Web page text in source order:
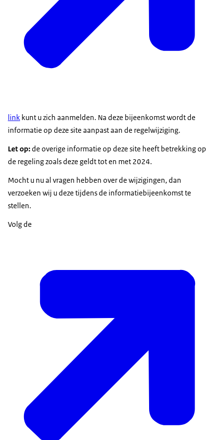
link kunt u zich aanmelden. Na deze bijeenkomst wordt de
informatie op deze site aanpast aan de regelwijziging.
Let op:de overige informatie op deze site heeft betrekking op
de regeling zoals deze geldt tot en met 2024.
Mocht u nu al vragen hebben over de wijzigingen, dan
verzoeken wij u deze tijdens de informatiebijeenkomst te
stellen.
Volg de